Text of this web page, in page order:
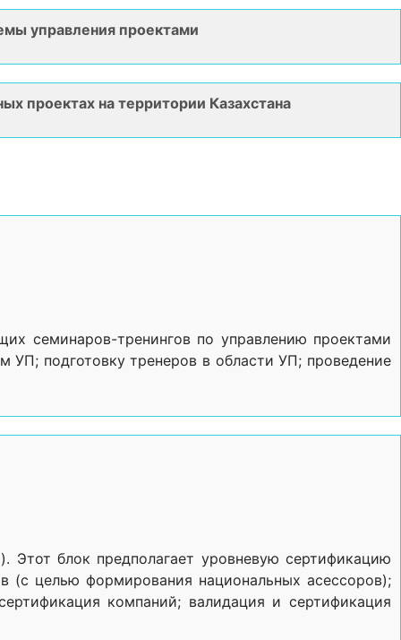
управления проектами
проектах на территории Казахстана
семинаров-тренингов по управлению проектами
УП; подготовку тренеров в области УП; проведение
Этот блок предполагает уровневую сертификацию
(с целью формирования национальных асессоров);
компаний; валидация и сертификация